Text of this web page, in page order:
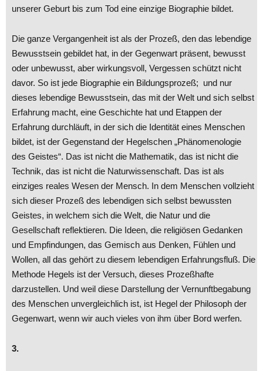
unserer Geburt bis zum Tod eine einzige Biographie bildet.
Die ganze Vergangenheit ist als der Prozeß, den das lebendige
Bewusstsein gebildet hat, in der Gegenwart präsent, bewusst
oder unbewusst, aber wirkungsvoll, Vergessen schützt nicht
davor. So ist jede Biographie ein Bildungsprozeß; und nur
dieses lebendige Bewusstsein, das mit der Welt und sich selbst
Erfahrung macht, eine Geschichte hat und Etappen der
Erfahrung durchläuft, in der sich die Identität eines Menschen
bildet, ist der Gegenstand der Hegelschen „Phänomenologie
des Geistes“. Das ist nicht die Mathematik, das ist nicht die
Technik, das ist nicht die Naturwissenschaft. Das ist als
einziges reales Wesen der Mensch. In dem Menschen vollzieht
sich dieser Prozeß des lebendigen sich selbst bewussten
Geistes, in welchem sich die Welt, die Natur und die
Gesellschaft reflektieren. Die Ideen, die religiösen Gedanken
und Empfindungen, das Gemisch aus Denken, Fühlen und
Wollen, all das gehört zu diesem lebendigen Erfahrungsfluß. Die
Methode Hegels ist der Versuch, dieses Prozeßhafte
darzustellen. Und weil diese Darstellung der Vernunftbegabung
des Menschen unvergleichlich ist, ist Hegel der Philosoph der
Gegenwart, wenn wir auch vieles von ihm über Bord werfen.
3.